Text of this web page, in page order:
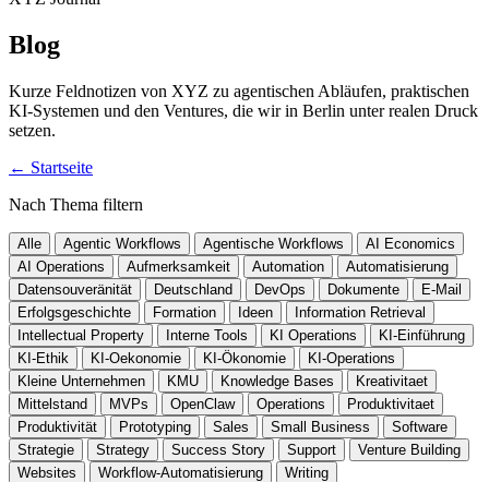
Blog
Kurze Feldnotizen von XYZ zu agentischen Abläufen, praktischen
KI-Systemen und den Ventures, die wir in Berlin unter realen Druck
setzen.
← Startseite
Nach Thema filtern
Alle Agentic Workflows Agentische Workflows
AI Economics
AI Operations
Aufmerksamkeit Automation
Automatisierung
Datensouveränität
Deutschland DevOps Dokumente
E-Mail
Erfolgsgeschichte
Formation Ideen
Information Retrieval
Intellectual Property
Interne Tools KI Operations
KI-Einführung
KI-Ethik
KI-Oekonomie KI-Ökonomie
KI-Operations
Kleine Unternehmen
KMU Knowledge Bases
Kreativitaet
Mittelstand
MVPs OpenClaw Operations
Produktivitaet
Produktivität
Prototyping Sales Small Business
Software
Strategie
Strategy Success Story Support
Venture Building
Websites
Workflow-Automatisierung
Writing